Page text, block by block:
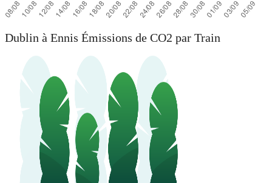
Dublin à Ennis Émissions de CO2 par Train